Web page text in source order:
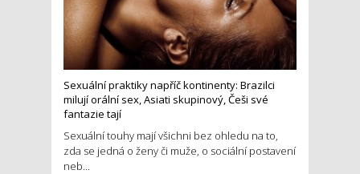
Sexuální praktiky napříč kontinenty: Brazilci
milují orální sex, Asiati skupinový, Češi své
fantazie tají
Sexuální touhy mají všichni bez ohledu na to,
zda se jedná o ženy či muže, o sociální postavení
neb...